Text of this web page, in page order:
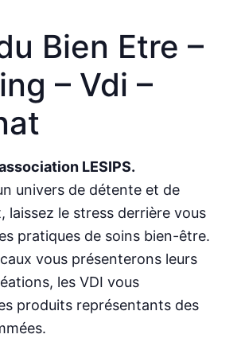
Bien Etre –
– Vdi –
LESIPS.
univers de détente et de
laissez le stress derrière vous
pratiques de soins bien-être.
vous présenterons leurs
les VDI vous
produits représentants des